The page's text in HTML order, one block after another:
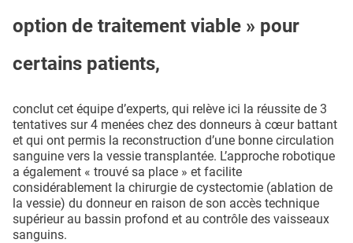
option de traitement viable » pour
certains patients,
conclut cet équipe d’experts, qui relève ici la réussite de 3
tentatives sur 4 menées chez des donneurs à cœur battant
et qui ont permis la reconstruction d’une bonne circulation
sanguine vers la vessie transplantée. L’approche robotique
a également « trouvé sa place » et facilite
considérablement la chirurgie de cystectomie (ablation de
la vessie) du donneur en raison de son accès technique
supérieur au bassin profond et au contrôle des vaisseaux
sanguins.